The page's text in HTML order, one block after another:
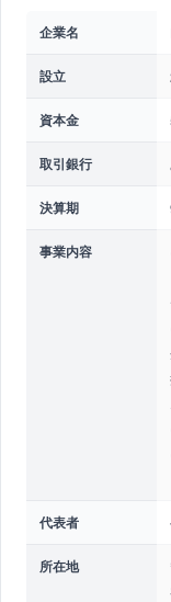
企業名
設立
資本金
取引銀行
決算期
事業内容
代表者
所在地